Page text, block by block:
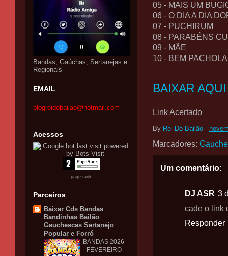
05 - MAIS UM
06 - O DIA A DIA
07 - PUCHIRUM
08 - PARABÉNS
09 - MÃE
10 - BEM PACHOLA
BAIXAR AQUI
Link Acertado
By Rei Do Bailão -
Marcadores:
Um comentário:
DJ ASR 3
cade o link
Responder
Bandas, Gaúchas, Sertanejas e
Regionais
EMAIL
blogreidobailao@hotmail.com
Acessos
page rank
Parceiros
Baixar Cds Bandas
Bandinhas Bailão
Gauchescas Sertanejo
Popular e Forró
BANDAS 2026
- FEVEREIRO